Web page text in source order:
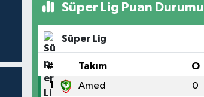
Süper Lig Puan Durumu
Süper Lig
# Takım O
1 Amed 0